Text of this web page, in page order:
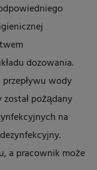
dozowania.
wody
pożądany
na
a pracownik może